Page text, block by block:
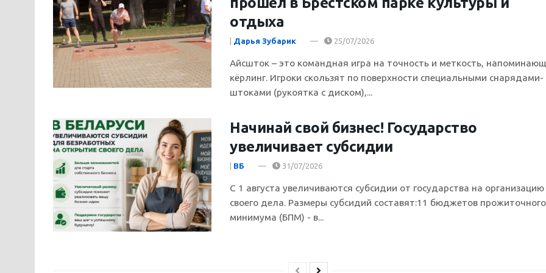
отдыха
Дарья Зубарик 25/07/2026
Айсшток – это командная игра на точность и меткость,
кёрлинг. Игроки скользят по поверхности специальными снарядами-
штоками (рукоятка с диском),...
Начинай свой бизнес! Государство
увеличивает субсидии
ВБ 31/07/2026
С 1 августа увеличиваются субсидии от государства на организацию
своего дела. Размеры субсидий составят:11 бюджетов прожиточного
минимума (БПМ) - в...